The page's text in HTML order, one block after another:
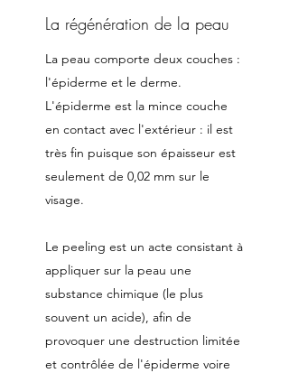
La régénération de la peau
La peau comporte deux couches :
l'épiderme et le derme.
L'épiderme est la mince couche
en contact avec l'extérieur : il est
très fin puisque son épaisseur est
seulement de 0,02 mm sur le
visage.
Le peeling est un acte consistant à
appliquer sur la peau une
substance chimique (le plus
souvent un acide), afin de
provoquer une destruction limitée
et contrôlée de l'épiderme voire